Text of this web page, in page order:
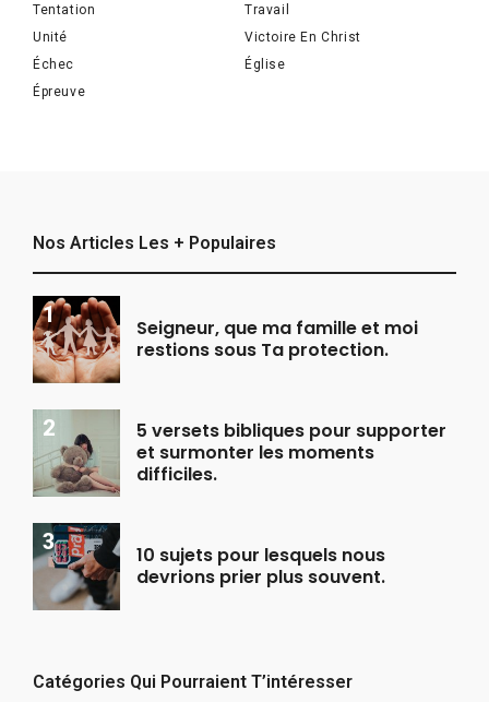
Tentation
Travail
Unité
Victoire En Christ
Échec
Église
Épreuve
Nos Articles Les + Populaires
Seigneur, que ma famille et moi
restions sous Ta protection.
5 versets bibliques pour supporter
et surmonter les moments
difficiles.
10 sujets pour lesquels nous
devrions prier plus souvent.
Catégories Qui Pourraient T’intéresser